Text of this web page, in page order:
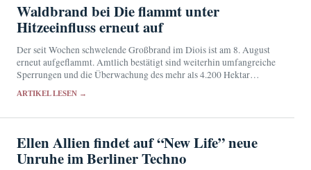
Waldbrand bei Die flammt unter
Hitzeeinfluss erneut auf
Der seit Wochen schwelende Großbrand im Diois ist am 8. August
erneut aufgeflammt. Amtlich bestätigt sind weiterhin umfangreiche
Sperrungen und die Überwachung des mehr als 4.200 Hektar
ARTIKEL LESEN →
Ellen Allien findet auf “New Life” neue
Unruhe im Berliner Techno